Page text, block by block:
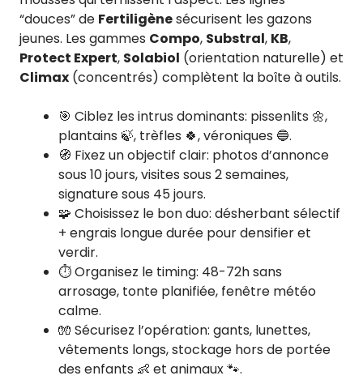
“douces” de Fertiligènesécurisent les gazons
jeunes. Les gammes Compo, Substral, KB,
Protect Expert, Solabiol (orientation naturelle) et
Climax (concentrés) complètent la boîte à outils.
🎯 Ciblez les intrus dominants: pissenlits 🌼,
plantains 🍃, trèfles 🍀, véroniques 🔵.
🧭 Fixez un objectif clair: photos d’annonce
sous 10 jours, visites sous 2 semaines,
signature sous 45 jours.
🧩 Choisissez le bon duo: désherbant sélectif
+ engrais longue durée pour densifier et
verdir.
⏱️ Organisez le timing: 48-72h sans
arrosage, tonte planifiée, fenêtre météo
calme.
🧤 Sécurisez l’opération: gants, lunettes,
vêtements longs, stockage hors de portée
des enfants 👶 et animaux 🐾.